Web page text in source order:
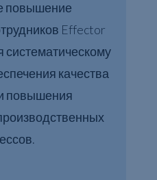
повышение
Effector
систематическому
качества
повышения